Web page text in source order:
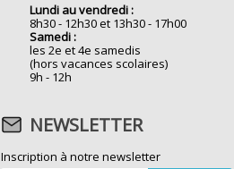
Lundi au vendredi :
8h30 - 12h30 et 13h30 - 17h00
Samedi :
les 2e et 4e samedis
(hors vacances scolaires)
9h - 12h
NEWSLETTER
Inscription à notre newsletter